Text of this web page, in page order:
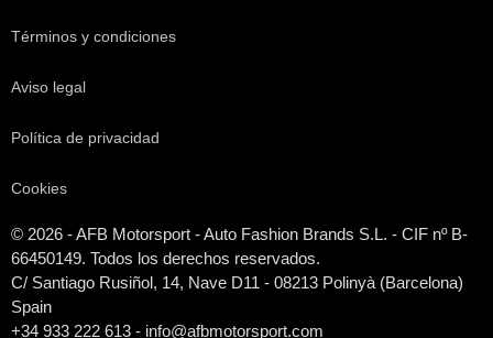
Términos y condiciones
Aviso legal
Política de privacidad
Cookies
© 2026 - AFB Motorsport - Auto Fashion Brands S.L. - CIF nº B-
66450149. Todos los derechos reservados.
C/ Santiago Rusiñol, 14, Nave D11 - 08213 Polinyà (Barcelona)
Spain
+34 933 222 613 - info@afbmotorsport.com